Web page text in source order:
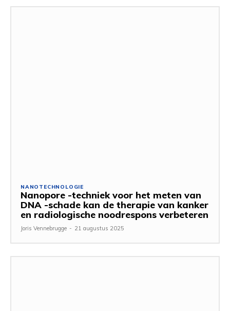
NANOTECHNOLOGIE
Nanopore -techniek voor het meten van
DNA -schade kan de therapie van kanker
en radiologische noodrespons verbeteren
Joris Vennebrugge - 21 augustus 2025